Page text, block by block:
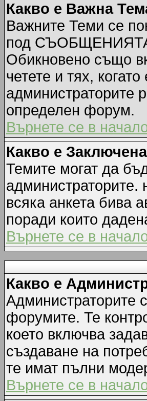
Какво е Важна
Важните Теми се
под СЪОБЩЕНИЯТА
Обикновено също
четете и тях,
администраторите
определен форум.
Върнете се в
Какво е
Темите могат да
администраторите.
всяка анкета бива
поради които
Върнете се в
Какво е
Администраторите
форумите. Те
което включва
създаване на
те имат пълни
Върнете се в